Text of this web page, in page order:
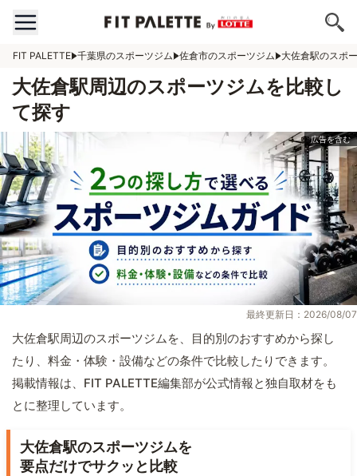
FIT PALETTE 千葉県のスポーツジム 佐倉市のスポーツジム 大佐倉駅のスポ
大佐倉駅周辺のスポーツジムを比較し
て探す
最終更新日：2026/08/07
大佐倉駅周辺のスポーツジムを、目的別のおすすめから探し
たり、料金・体験・設備などの条件で比較したりできます。
掲載情報は、FIT PALETTE編集部が公式情報と独自取材をも
とに整理しています。
大佐倉駅のスポーツジムを
要点だけでサクッと比較